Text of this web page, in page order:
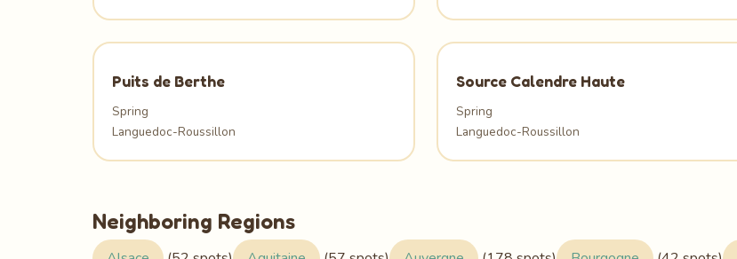
Puits de Berthe
Spring
Languedoc-Roussillon
Source Calendre Haute
Spring
Languedoc-Roussillon
Neighboring Regions